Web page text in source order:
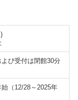
び受付は閉館30分
（12/28～2025年